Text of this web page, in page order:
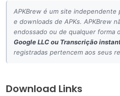
APKBrew é um site independente
e downloads de APKs. APKBrew
endossado ou de qualquer forma
Google LLCou Transcrição
registradas pertencem aos seus
Download Links